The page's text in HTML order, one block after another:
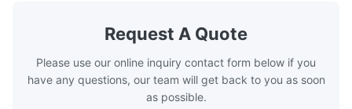
boilers is generally in the temperature
range of 200°C – 250°C, so there
Request A Quote
Please use our online inquiry contact form below if you
have any questions, our team will get back to you as soon
as possible.